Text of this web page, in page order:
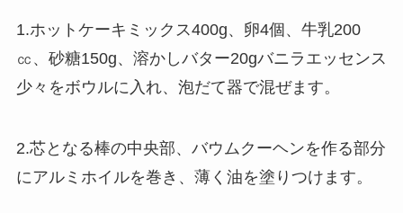
1.ホットケーキミックス400g、卵4個、牛乳200
㏄、砂糖150g、溶かしバター20gバニラエッセンス
少々をボウルに入れ、泡だて器で混ぜます。
2.芯となる棒の中央部、バウムクーヘンを作る部分
にアルミホイルを巻き、薄く油を塗りつけます。